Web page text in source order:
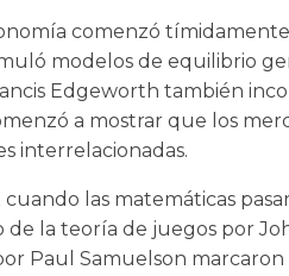
comenzó
modelos de equilibrio
Edgeworth también
a mostrar que los
interrelacionadas.
las matemáticas
la teoría de juegos por
Paul Samuelson